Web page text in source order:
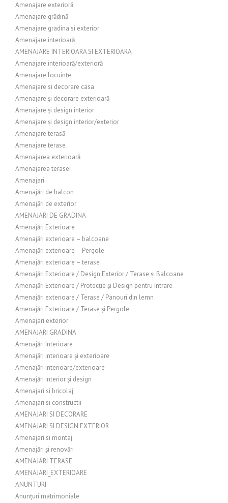
Amenajare exterioră
Amenajare grădină
Amenajare gradina si exterior
Amenajare interioară
AMENAJARE INTERIOARA SI EXTERIOARA
Amenajare interioară/exterioră
Amenajare locuințe
Amenajare si decorare casa
Amenajare și decorare exterioară
Amenajare și design interior
Amenajare și design interior/exterior
Amenajare terasă
Amenajare terase
Amenajarea exterioară
Amenajarea terasei
Amenajari
Amenajări de balcon
Amenajări de exterior
AMENAJARI DE GRADINA
Amenajări Exterioare
Amenajări exterioare – balcoane
Amenajări exterioare – Pergole
Amenajări exterioare – terase
Amenajări Exterioare / Design Exterior / Terase și Balcoane
Amenajări Exterioare / Protecție și Design pentru Intrare
Amenajări exterioare / Terase / Panouri din lemn
Amenajări Exterioare / Terase și Pergole
Amenajari exterior
AMENAJARI GRADINA
Amenajări Interioare
Amenajări interioare și exterioare
Amenajări interioare/exterioare
Amenajări interior și design
Amenajari si bricolaj
Amenajari si constructii
AMENAJARI SI DECORARE
AMENAJARI SI DESIGN EXTERIOR
Amenajari si montaj
Amenajări și renovări
AMENAJĂRI TERASE
AMENAJARI_EXTERIOARE
ANUNTURI
Anunțuri matrimoniale